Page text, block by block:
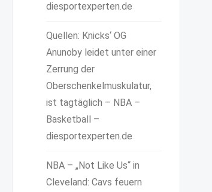
diesportexperten.de
Quellen: Knicks‘ OG
Anunoby leidet unter einer
Zerrung der
Oberschenkelmuskulatur,
ist tagtäglich – NBA –
Basketball –
diesportexperten.de
NBA – „Not Like Us“ in
Cleveland: Cavs feuern